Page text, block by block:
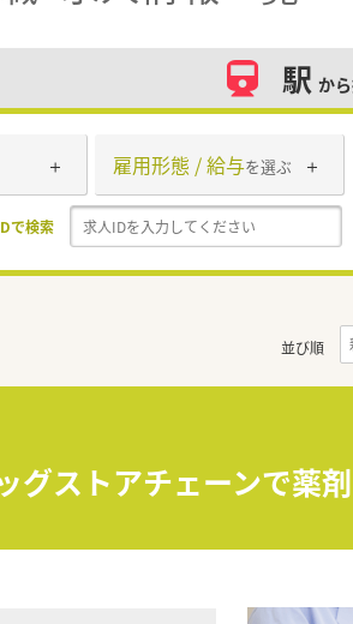
駅 か
雇用形態 / 給与を選ぶ
で検索
並び順
グストアチェーンで薬